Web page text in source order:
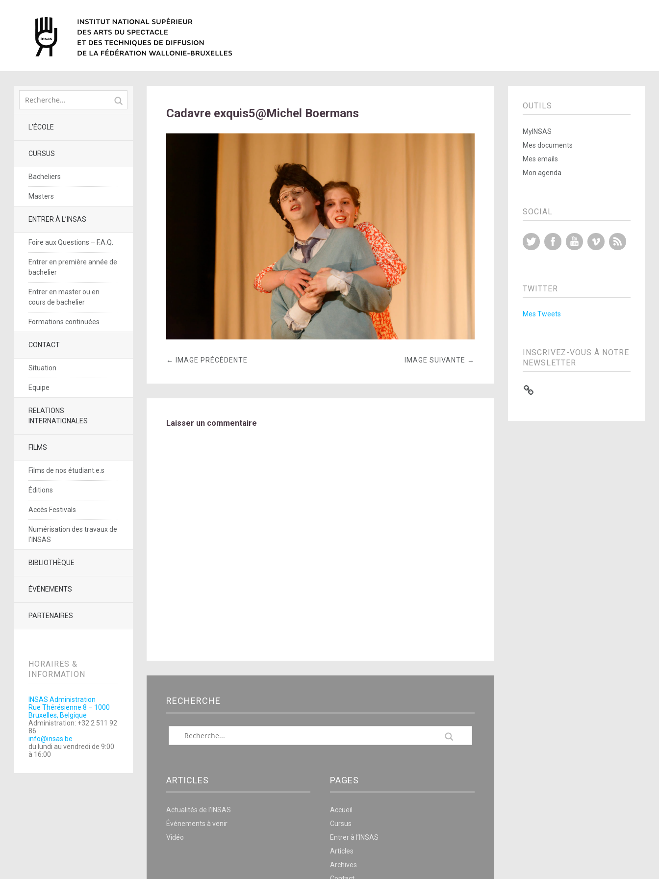
L’ÉCOLE
CURSUS
Bacheliers
Masters
ENTRER À L’INSAS
Foire aux Questions – F.A.Q.
Entrer en première année de
bachelier
Entrer en master ou en
cours de bachelier
Formations continuées
CONTACT
Situation
Equipe
RELATIONS
INTERNATIONALES
FILMS
Films de nos étudiant.e.s
Éditions
Accès Festivals
Numérisation des travaux de
l’INSAS
BIBLIOTHÈQUE
ÉVÉNEMENTS
PARTENAIRES
HORAIRES &
INFORMATION
INSAS Administration
Rue Thérésienne 8 – 1000
Bruxelles, Belgique
Administration: +32 2 511 92
86
info@insas.be
du lundi au vendredi de 9:00
à 16:00
Cadavre exquis5@Michel Boermans
← IMAGE PRÉCÉDENTE IMAGE SUIVANTE →
Laisser un commentaire
RECHERCHE
ARTICLES
Actualités de l’INSAS
Événements à venir
Vidéo
PAGES
Accueil
Cursus
Entrer à l’INSAS
Articles
Archives
OUTILS
MyINSAS
Mes documents
Mes emails
Mon agenda
SOCIAL
Twitter FacebookYouTubeVimeo
TWITTER
Mes Tweets
INSCRIVEZ-VOUS À NOTRE
NEWSLETTER